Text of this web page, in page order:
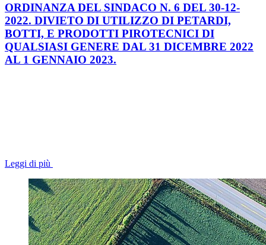
ORDINANZA DEL SINDACO N. 6 DEL 30-12-
2022. DIVIETO DI UTILIZZO DI PETARDI,
BOTTI, E PRODOTTI PIROTECNICI DI
QUALSIASI GENERE DAL 31 DICEMBRE 2022
AL 1 GENNAIO 2023.
Leggi di più